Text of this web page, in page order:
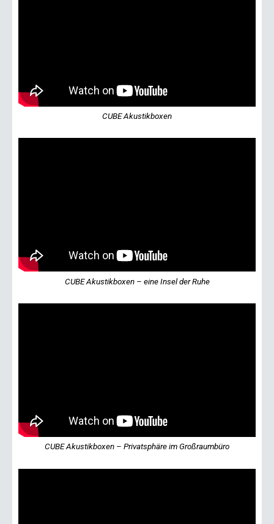
CUBE Akustikboxen
CUBE Akustikboxen – eine Insel der Ruhe
CUBE Akustikboxen – Privatsphäre im Großraumbüro